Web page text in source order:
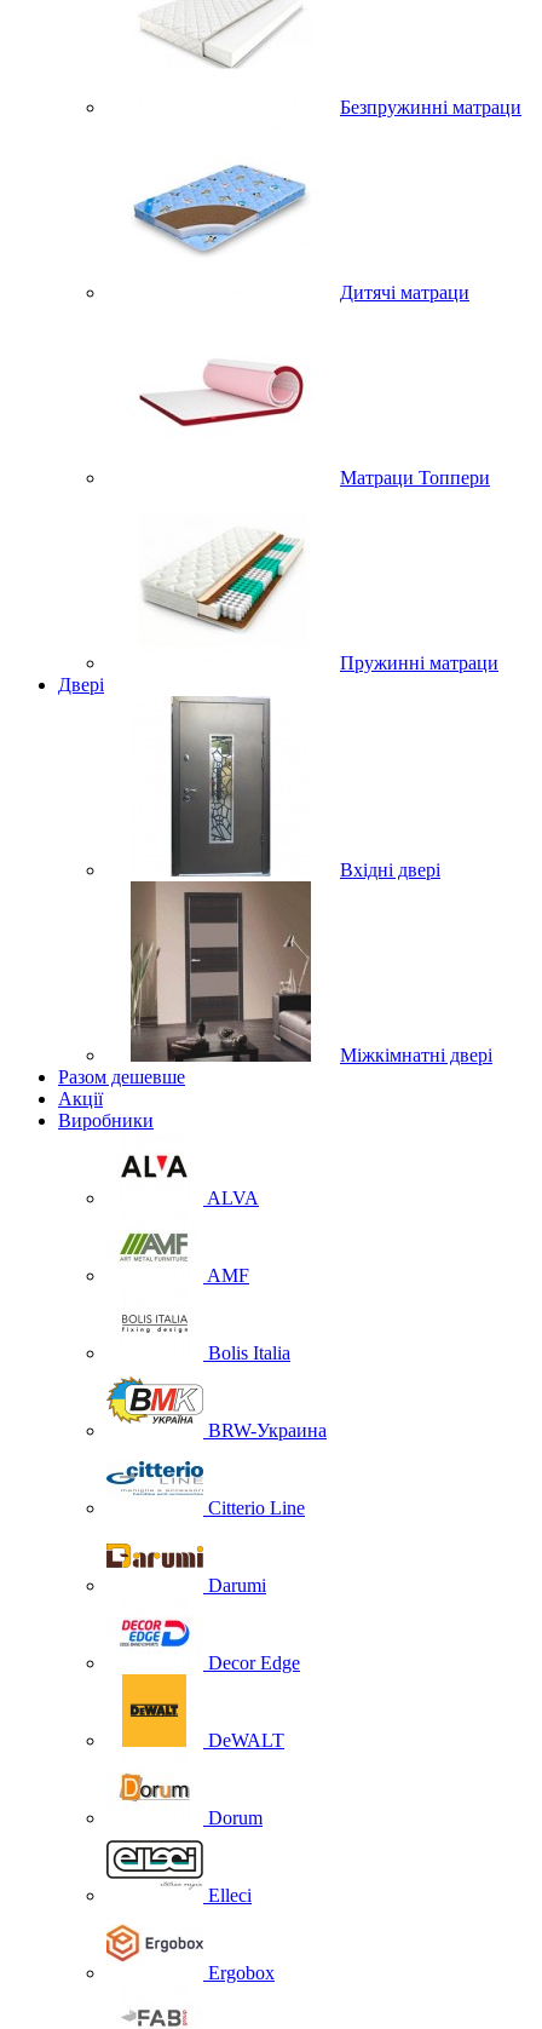
Безпружинні матраци
Дитячі матраци
Матраци Топпери
Пружинні матраци
Двері
Вхідні двері
Міжкімнатні двері
Разом дешевше
Акції
Виробники
ALVA
AMF
Bolis Italia
BRW-Украина
Citterio Line
Darumi
Decor Edge
DeWALT
Dorum
Elleci
Ergobox